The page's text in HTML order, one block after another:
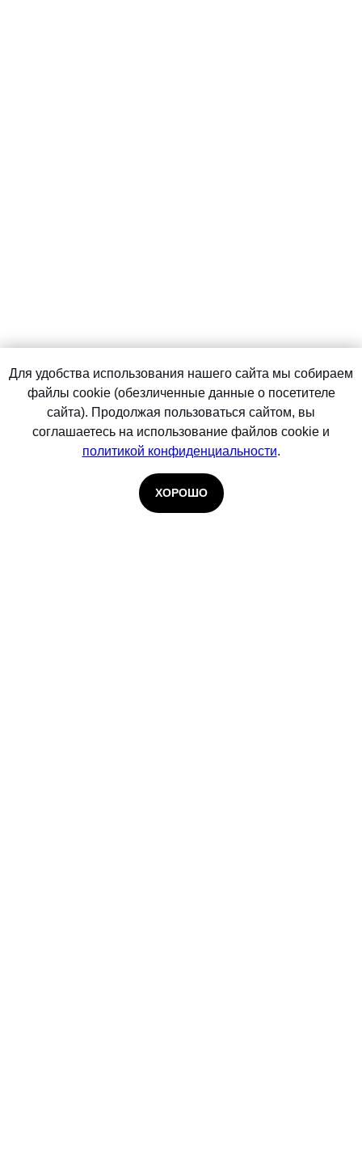
Для удобства использования нашего сайта мы собираем
файлы cookie (обезличенные данные о посетителе
сайта). Продолжая пользоваться сайтом, вы
соглашаетесь на использование файлов cookie и
политикой конфиденциальности.
ХОРОШО